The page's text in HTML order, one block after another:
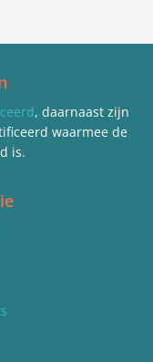
, daarnaast zijn
waarmee de
is.